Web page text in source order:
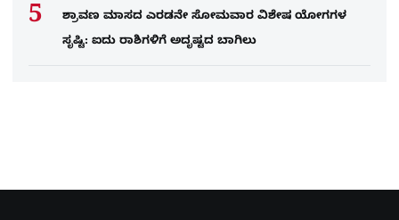
ಶ್ರಾವಣ ಮಾಸದ ಎರಡನೇ ಸೋಮವಾರ ವಿಶೇಷ ಯೋಗಗಳ
ಸೃಷ್ಟಿ: ಐದು ರಾಶಿಗಳಿಗೆ ಅದೃಷ್ಟದ ಬಾಗಿಲು